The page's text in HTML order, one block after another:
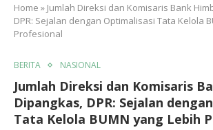
Home » Jumlah Direksi dan Komisaris Bank
DPR: Sejalan dengan Optimalisasi Tata Kelola
Profesional
BERITA NASIONAL
Jumlah Direksi dan Komisaris
Dipangkas, DPR: Sejalan
Tata Kelola BUMN yang Lebih